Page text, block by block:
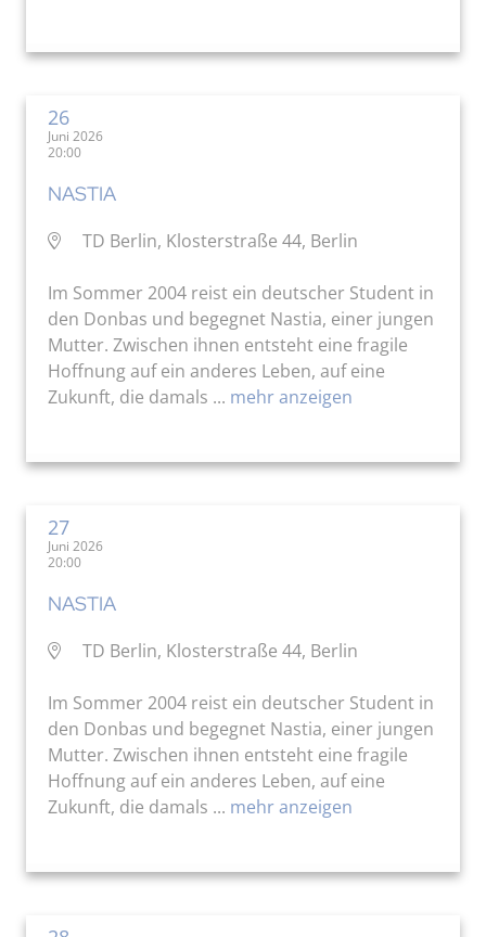
26
Juni 2026
20:00
NASTIA
TD Berlin, Klosterstraße 44, Berlin
Im Sommer 2004 reist ein deutscher Student in
den Donbas und begegnet Nastia, einer jungen
Mutter. Zwischen ihnen entsteht eine fragile
Hoffnung auf ein anderes Leben, auf eine
Zukunft, die damals ... mehr anzeigen
27
Juni 2026
20:00
NASTIA
TD Berlin, Klosterstraße 44, Berlin
Im Sommer 2004 reist ein deutscher Student in
den Donbas und begegnet Nastia, einer jungen
Mutter. Zwischen ihnen entsteht eine fragile
Hoffnung auf ein anderes Leben, auf eine
Zukunft, die damals ... mehr anzeigen